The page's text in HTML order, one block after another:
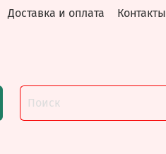
Доставка и оплата Контакты